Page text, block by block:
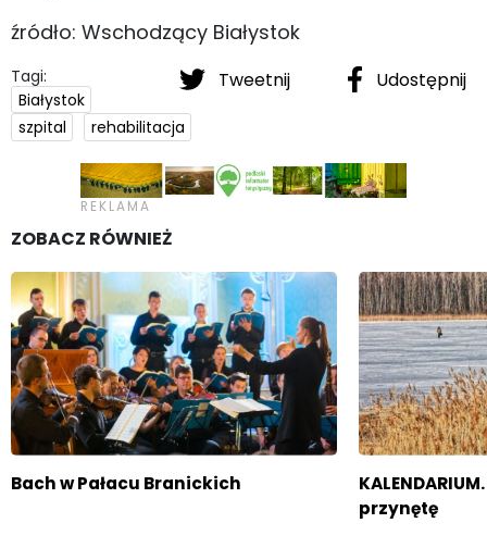
źródło: Wschodzący Białystok
Tweetnij Udostępnij
Tagi:
Białystok
szpital
rehabilitacja
ZOBACZ RÓWNIEŻ
Bach w Pałacu Branickich
przynętę